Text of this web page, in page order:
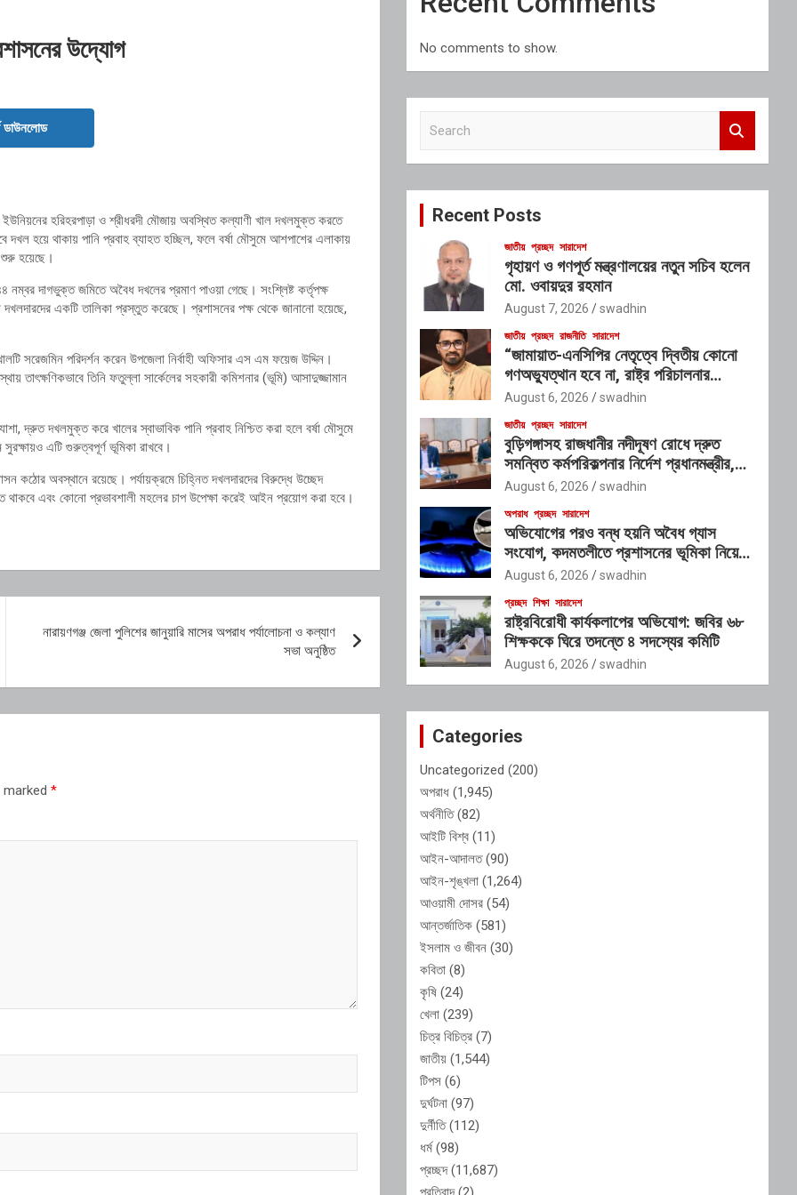
উদ্যোগ
ডাউনলোড
হরিহরপাড়া ও শ্রীধরদী মৌজায় অবস্থিত কল্যাণী খাল দখলমুক্ত করতে
দখল হয়ে থাকায় পানি প্রবাহ ব্যাহত হচ্ছিল, ফলে বর্ষা মৌসুমে আশপাশের এলাকায়
শুরু হয়েছে।
দাগভুক্ত জমিতে অবৈধ দখলের প্রমাণ পাওয়া গেছে। সংশ্লিষ্ট কর্তৃপক্ষ
একটি তালিকা প্রস্তুত করেছে। প্রশাসনের পক্ষ থেকে জানানো হয়েছে,
সরেজমিন পরিদর্শন করেন উপজেলা নির্বাহী অফিসার এস এম ফয়েজ উদ্দিন।
তাৎক্ষণিকভাবে তিনি ফতুল্লা সার্কেলের সহকারী কমিশনার (ভূমি) আসাদুজ্জামান
দ্রুত দখলমুক্ত করে খালের স্বাভাবিক পানি প্রবাহ নিশ্চিত করা হলে বর্ষা মৌসুমে
এটি গুরুত্বপূর্ণ ভূমিকা রাখবে।
কঠোর অবস্থানে রয়েছে। পর্যায়ক্রমে চিহ্নিত দখলদারদের বিরুদ্ধে উচ্ছেদ
থাকবে এবং কোনো প্রভাবশালী মহলের চাপ উপেক্ষা করেই আইন প্রয়োগ করা হবে।
নারায়ণগঞ্জ জেলা পুলিশের জানুয়ারি মাসের অপরাধ পর্যালোচনা ও কল্যাণ
সভা অনুষ্ঠিত
marked *
No comments to show.
c
Recent Posts
জাতীয় প্রচ্ছদ সারাদেশ
গৃহায়ণ ও গণপূর্ত মন্ত্রণালয়ের নতুন সচিব হলেন
মো. ওবায়দুর রহমান
August 7, 2026 swadhin
জাতীয় প্রচ্ছদ রাজনীতি সারাদেশ
“জামায়াত-এনসিপির নেতৃত্বে দ্বিতীয় কোনো
গণঅভ্যুত্থান হবে না, রাষ্ট্র পরিচালনার
যোগ্যতাও তাদের নেই”: রাশেদ খাঁনের
August 6, 2026 swadhin
জাতীয় প্রচ্ছদ সারাদেশ
বুড়িগঙ্গাসহ রাজধানীর নদীদূষণ রোধে দ্রুত
সমন্বিত কর্মপরিকল্পনার নির্দেশ প্রধানমন্ত্রীর,
গঠিত হচ্ছে আন্তঃসংস্থা সমন্বয় কমিটি
August 6, 2026 swadhin
অপরাধ প্রচ্ছদ সারাদেশ
অভিযোগের পরও বন্ধ হয়নি অবৈধ গ্যাস
সংযোগ, কদমতলীতে প্রশাসনের ভূমিকা নিয়ে
প্রশ্ন
August 6, 2026 swadhin
প্রচ্ছদ শিক্ষা সারাদেশ
রাষ্ট্রবিরোধী কার্যকলাপের অভিযোগ: জবির ৬৮
শিক্ষককে ঘিরে তদন্তে ৪ সদস্যের কমিটি
August 6, 2026 swadhin
Categories
Uncategorized (200)
অপরাধ (1,945)
অর্থনীতি(82)
আইটি বিশ্ব (11)
আইন-আদালত(90)
আইন-শৃঙ্খলা (1,264)
আওয়ামী দোসর (54)
আন্তর্জাতিক (581)
ইসলাম ও জীবন (30)
কবিতা (8)
কৃষি (24)
খেলা (239)
চিত্র বিচিত্র (7)
জাতীয় (1,544)
টিপস (6)
দুর্ঘটনা (97)
দুর্নীতি(112)
ধর্ম(98)
প্রচ্ছদ(11,687)